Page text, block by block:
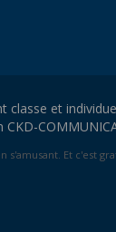
classe et
CKD-
Et c'est